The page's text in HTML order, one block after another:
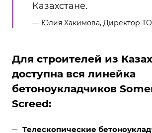
Казахстане.
Юлия Хакимова, Директор
Для строителей из
доступна вся линейка
бетоноукладчиков
Screed:
Телескопические